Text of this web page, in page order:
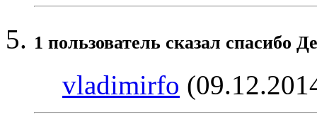
1 пользователь сказал cпасибо
vladimirfo